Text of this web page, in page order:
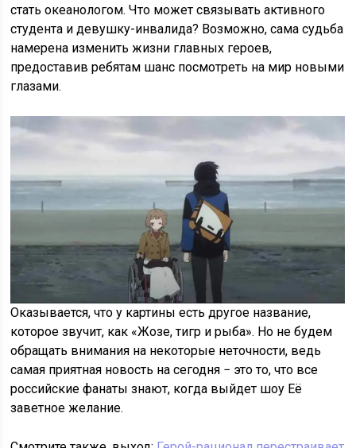
стать океанологом. Что может связывать активного
студента и девушку-инвалида? Возможно, сама судьба
намерена изменить жизни главных героев,
предоставив ребятам шанс посмотреть на мир новыми
глазами.
Оказывается, что у картины есть другое название,
которое звучит, как «Жозе, тигр и рыба». Но не будем
обращать внимания на некоторые неточности, ведь
самая приятная новость на сегодня − это то, что все
российские фанаты знают, когда выйдет шоу Её
заветное желание.